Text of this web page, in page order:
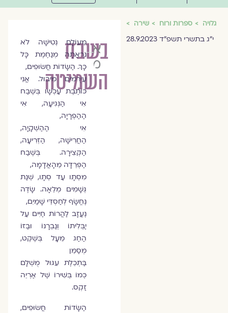
גלויה ספרות ורוח שירה
י״ג בתשרי תשפ״ד 28.9.2023
בשבח
השמיטה
אדוה
מגל-כהן
מֵעוֹלָם נְטִישָׁה לֹא
נִרְאֲתָה מְנַחֶמֶת כָּל
כָּךְ. הַשָּׂדוֹת חֲשׂוּפִים,
עֵירֻמִּים מִיבוּל. אֲנִי
כּוֹתֶבֶת עַכְשָׁו בְּשֶׁבַח
אִי הַנְּגִיעָה, אִי
הַהַפְרָיָה,
אִי הַהַשְׁקָיָה,
הַחֲרִישָׁה, הַזְּרִיעָה,
הַקְּצִירָה. בְּשֶׁבַח
הַפְּרֵדָה מֵהָאֲדָמָה,
מִסְּתָו עַד סְתָו, שְׁנַת
גְּשָׁמִים מְלֵאָה. שָׂדֶה
נֶחֱשָׂף לְחַסְדֵּי שָׁמַיִם,
נֶעֱזָב לַהֲרוֹת חַיִּים עַל
יַבְּלִיתוֹ וְנַבְרָנוֹ וּבַזּוֹ
הַחַג מֵעָל בְּשֶׁקֶט,
מְסַמֵּן
בַּתְּכֵלֶת עִגּוּל מֻשְׁלָם
כְּמוֹ בְּשִׁירוֹ שֶׁל אַרְיֵה
זַקְס.
הַשָּׂדוֹת חֲשׂוּפִים,